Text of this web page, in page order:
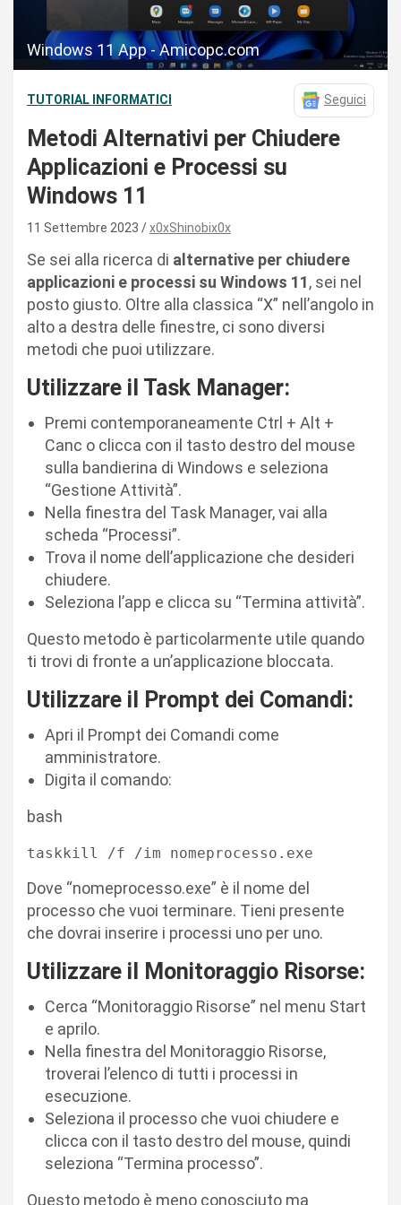
Windows 11 App - Amicopc.com
TUTORIAL INFORMATICI Seguici
Metodi Alternativi per Chiudere
Applicazioni e Processi su
Windows 11
11 Settembre 2023 x0xShinobix0x
Se sei alla ricerca di alternative per chiudere
applicazioni e processi su Windows 11, sei nel
posto giusto. Oltre alla classica “X” nell’angolo in
alto a destra delle finestre, ci sono diversi
metodi che puoi utilizzare.
Utilizzare il Task Manager:
Premi contemporaneamente Ctrl + Alt +
Canc o clicca con il tasto destro del mouse
sulla bandierina di Windows e seleziona
“Gestione Attività”.
Nella finestra del Task Manager, vai alla
scheda “Processi”.
Trova il nome dell’applicazione che desideri
chiudere.
Seleziona l’app e clicca su “Termina attività”.
Questo metodo è particolarmente utile quando
ti trovi di fronte a un’applicazione bloccata.
Utilizzare il Prompt dei Comandi:
Apri il Prompt dei Comandi come
amministratore.
Digita il comando:
bash
taskkill /f /im nomeprocesso.exe
Dove “nomeprocesso.exe” è il nome del
processo che vuoi terminare. Tieni presente
che dovrai inserire i processi uno per uno.
Utilizzare il Monitoraggio Risorse:
Cerca “Monitoraggio Risorse” nel menu Start
e aprilo.
Nella finestra del Monitoraggio Risorse,
troverai l’elenco di tutti i processi in
esecuzione.
Seleziona il processo che vuoi chiudere e
clicca con il tasto destro del mouse, quindi
seleziona “Termina processo”.
Questo metodo è meno conosciuto ma